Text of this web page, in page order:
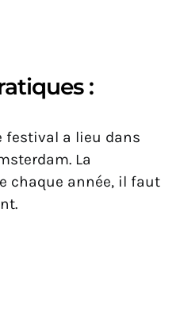
:
festival a lieu dans
La
chaque année, il faut